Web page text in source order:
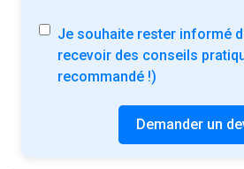
Je souhaite rester informé
recevoir des conseils
recommandé !)
Demander un